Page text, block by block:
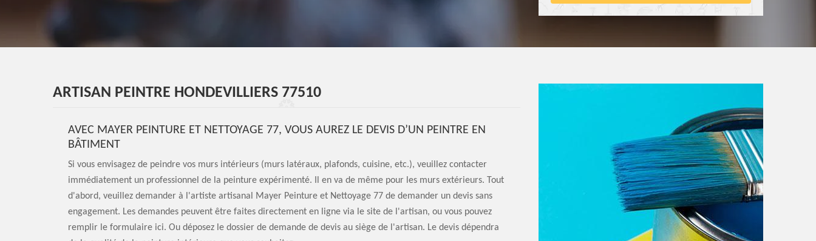
ARTISAN PEINTRE HONDEVILLIERS 77510
AVEC MAYER PEINTURE ET NETTOYAGE 77, VOUS AUREZ LE DEVIS D’UN PEINTRE EN
BÂTIMENT
Si vous envisagez de peindre vos murs intérieurs (murs latéraux, plafonds, cuisine, etc.), veuillez contacter
immédiatement un professionnel de la peinture expérimenté. Il en va de même pour les murs extérieurs. Tout
d'abord, veuillez demander à l'artiste artisanal Mayer Peinture et Nettoyage 77 de demander un devis sans
engagement. Les demandes peuvent être faites directement en ligne via le site de l'artisan, ou vous pouvez
remplir le formulaire ici. Ou déposez le dossier de demande de devis au siège de l'artisan. Le devis dépendra